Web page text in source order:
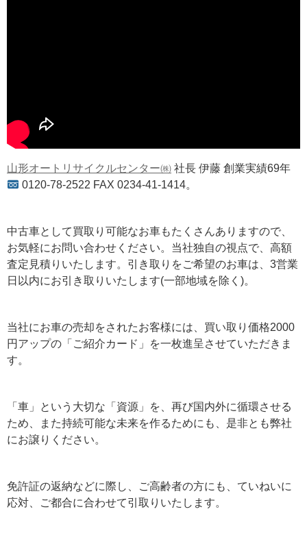
山形オートリサイクルセンター㈱ 社長 伊藤 創業実績69年
0120-78-2522 FAX 0234-41-1414。
中古車として買取り可能なお車もたくさんありますので、
お気軽にお問い合わせください。当社独自の視点で、高額
査定見積りいたします。引き取りをご希望のお車は、3営業
日以内にお引き取りいたします(一部地域を除く)。
当社にお車の売却をされたお客様には、買い取り価格2000
円アップの「ご紹介カード」を一枚進呈させていただきま
す。
「車」という大切な「資源」を、再び国内外に循環させる
ため、また持続可能な未来を作るためにも、是非とも弊社
にお譲りください。
免許証の返納などに際し、ご高齢者の方にも、ていねいに
応対、ご都合に合わせて引取りいたします。